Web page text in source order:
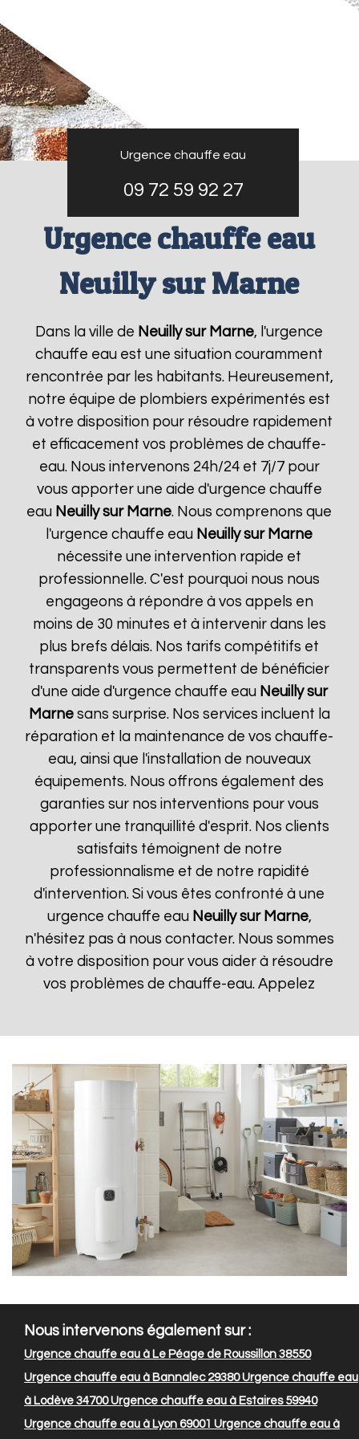
Urgence chauffe eau
09 72 59 92 27
Urgence chauffe eau
Neuilly sur Marne
Dans la ville de Neuilly sur Marne, l'urgence
chauffe eau est une situation couramment
rencontrée par les habitants. Heureusement,
notre équipe de plombiers expérimentés est
à votre disposition pour résoudre rapidement
et efficacement vos problèmes de chauffe-
eau. Nous intervenons 24h/24 et 7j/7 pour
vous apporter une aide d'urgence chauffe
eau Neuilly sur Marne. Nous comprenons que
l'urgence chauffe eau Neuilly sur Marne
nécessite une intervention rapide et
professionnelle. C'est pourquoi nous nous
engageons à répondre à vos appels en
moins de 30 minutes et à intervenir dans les
plus brefs délais. Nos tarifs compétitifs et
transparents vous permettent de bénéficier
d'une aide d'urgence chauffe eau Neuilly sur
Marnesans surprise. Nos services incluent la
réparation et la maintenance de vos chauffe-
eau, ainsi que l'installation de nouveaux
équipements. Nous offrons également des
garanties sur nos interventions pour vous
apporter une tranquillité d'esprit. Nos clients
satisfaits témoignent de notre
professionnalisme et de notre rapidité
d'intervention. Si vous êtes confronté à une
urgence chauffe eau Neuilly sur Marne,
n'hésitez pas à nous contacter. Nous sommes
à votre disposition pour vous aider à résoudre
vos problèmes de chauffe-eau. Appelez
Nous intervenons également sur :
Urgence chauffe eau à Le Péage de Roussillon 38550
Urgence chauffe eau à Bannalec 29380Urgence chauffe eau
à Lodève 34700Urgence chauffe eau à Estaires 59940
Urgence chauffe eau à Lyon 69001 Urgence chauffe eau à